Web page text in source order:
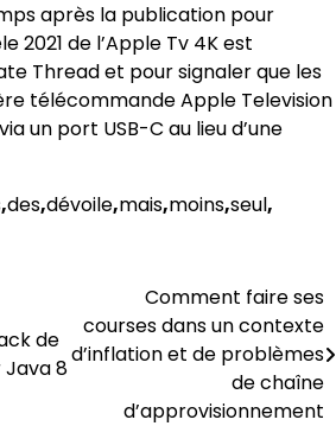
après la publication pour
2021 de l’Apple Tv 4K est
Thread et pour signaler que les
télécommande Apple Television
un port USB-C au lieu d’une
,des,dévoile,mais,moins,seul,
de
8
Comment faire ses
courses dans un contexte
d’inflation et de problèmes
de chaîne
d’approvisionnement